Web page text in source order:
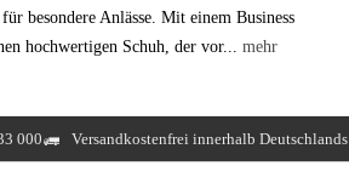
besondere Anlässe. Mit einem Business
hochwertigen Schuh, der vor... mehr
000 Versandkostenfrei innerhalb Deutschlands